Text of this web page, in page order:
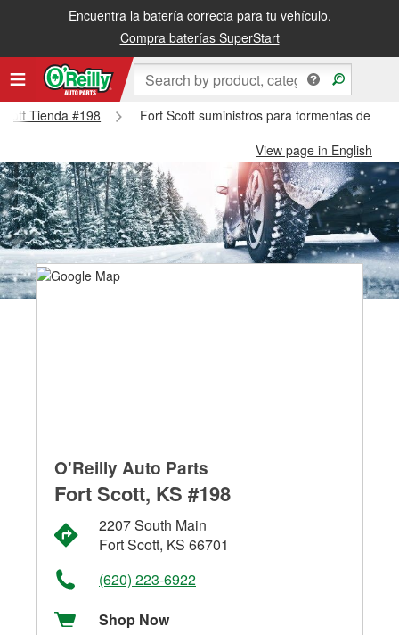
Encuentra la batería correcta para tu vehículo.
Compra baterías SuperStart
Tienda #198
Fort Scott suministros para tormentas de
View page in English
O'Reilly Auto Parts
Fort Scott, KS #198
2207 South Main
Fort Scott, KS 66701
(620) 223-6922
Shop Now